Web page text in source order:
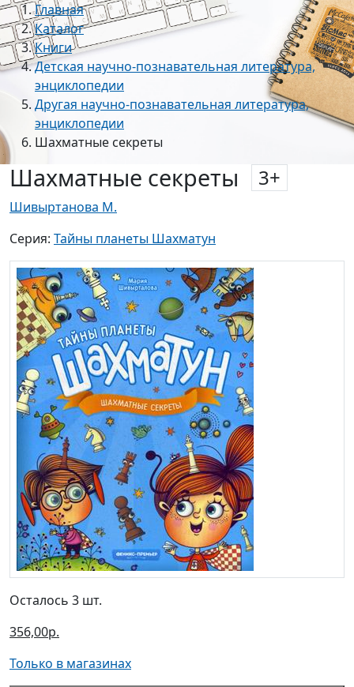
Главная
Каталог
Книги
Детская научно-познавательная литература,
энциклопедии
Другая научно-познавательная литература,
энциклопедии
Шахматные секреты
Шахматные секреты 3+
Шивыртанова М.
Серия: Тайны планеты Шахматун
Осталось 3 шт.
356,00р.
Только в магазинах